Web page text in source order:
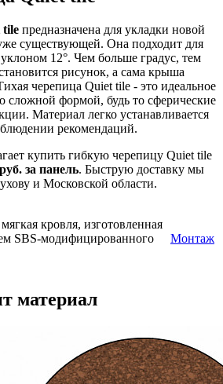
tile предназначена для укладки новой
существующей. Она подходит для
12°. Чем больше градус, тем
рисунок, а сама крыша
черепица Quiet tile - это идеальное
сложной формой, будь то сферические
Материал легко устанавливается
рекомендаций.
купить гибкую черепицу Quiet tile
за панель. Быструю доставку мы
и Московской области.
кровля, изготовленная
SBS-модифицированного
Монтаж
материал